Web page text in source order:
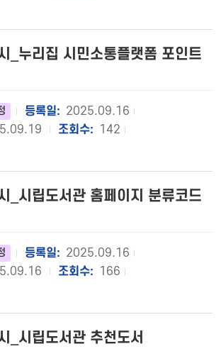
_누리집 시민소통플랫폼 포인트
2025.09.16
142
_시립도서관 홈페이지 분류코드
2025.09.16
166
_시립도서관 추천도서